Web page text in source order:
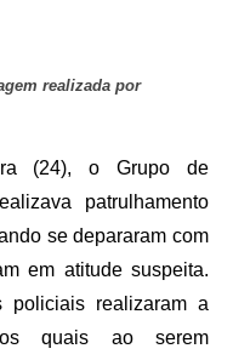
realizada por
(24), o Grupo de
patrulhamento
se depararam com
em atitude suspeita.
policiais realizaram a
os quais ao serem